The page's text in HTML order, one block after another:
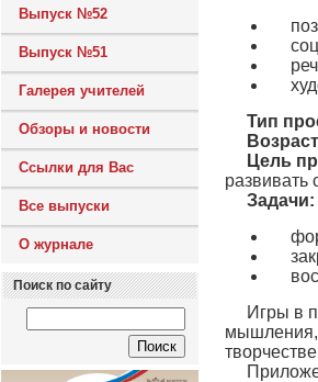
Выпуск №52
Выпуск №51
Галерея учителей
Обзоры и новости
Ссылки для Вас
Все выпуски
О журнале
Поиск по сайту
Тип
Возраст
Цель
развивать
Задачи:
Игры в
мышления,